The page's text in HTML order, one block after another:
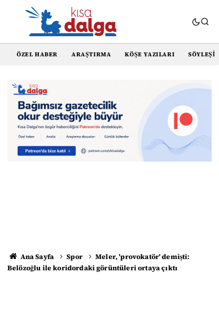
ÖZEL HABER ARAŞTIRMA KÖŞE YAZILARI SÖYLEŞI
Ana Sayfa Spor
Meler, 'provokatör' demişti:
Belözoğlu ile koridordaki görüntüleri ortaya çıktı